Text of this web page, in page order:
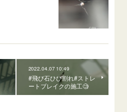
2022.04.07 10:49
#飛び石ひび割れ#ストレ
ートブレイクの施工🧐